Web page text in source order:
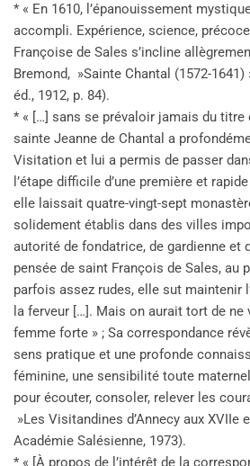
* « En 1610, l’épanouissement
accompli. Expérience, science,
Françoise de Sales s’incline
Bremond, »Sainte Chantal (1572-1641)
éd., 1912, p. 84).
* « […] sans se prévaloir jamais du titre
sainte Jeanne de Chantal a
Visitation et lui a permis de passer
l’étape difficile d’une première et
elle laissait quatre-vingt-sept
solidement établis dans des villes
autorité de fondatrice, de gardienne et
pensée de saint François de Sales, au
parfois assez rudes, elle sut maintenir
la ferveur […]. Mais on aurait tort de ne
femme forte » ; Sa correspondance
sens pratique et une profonde
féminine, une sensibilité toute
pour écouter, consoler, relever les
»Les Visitandines d’Annecy aux XVIIe
Académie Salésienne, 1973).
* « [À propos de l’intérêt de la